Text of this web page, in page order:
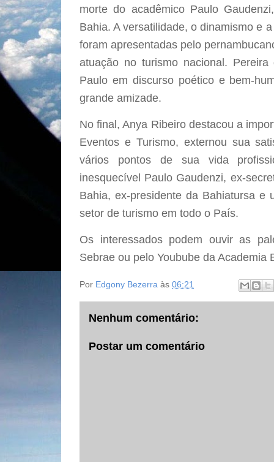
morte do acadêmico Paulo
Bahia. A versatilidade, o dinamismo e
foram apresentadas pelo
atuação no turismo nacional.
Paulo em discurso poético e bem-
grande amizade.
No final, Anya Ribeiro destacou a
Eventos e Turismo, externou sua
vários pontos de sua vida
inesquecível Paulo Gaudenzi, ex-
Bahia, ex-presidente da Bahiatursa e
setor de turismo em todo o País.
Os interessados podem ouvir as
Sebrae ou pelo Youbube da Academia
Por Edgony Bezerra às 06:21
Nenhum comentário:
Postar um comentário